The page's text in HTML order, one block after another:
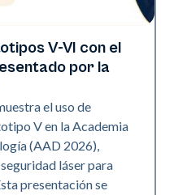
V-VI con el
por la
el uso de
V en la Academia
(AAD 2026),
láser para
presentación se